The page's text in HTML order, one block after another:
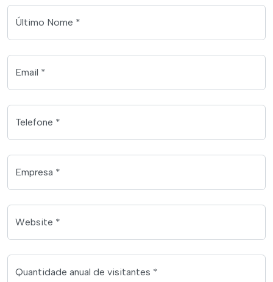
Último Nome *
Email *
Telefone *
Empresa *
Website *
Quantidade anual de visitantes *